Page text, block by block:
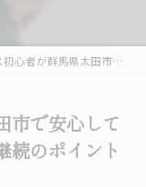
田市で安心して始めるためのスタジオ選びと継続のポイント
市で安心して
続のポイント